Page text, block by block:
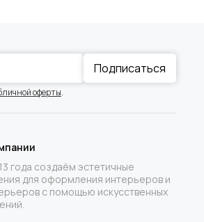
Подписаться
оферты.
года создаём эстетичные
для оформления интерьеров и
с помощью искусственных